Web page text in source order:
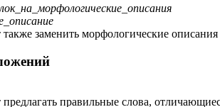
заменить морфологические
правильные слова,